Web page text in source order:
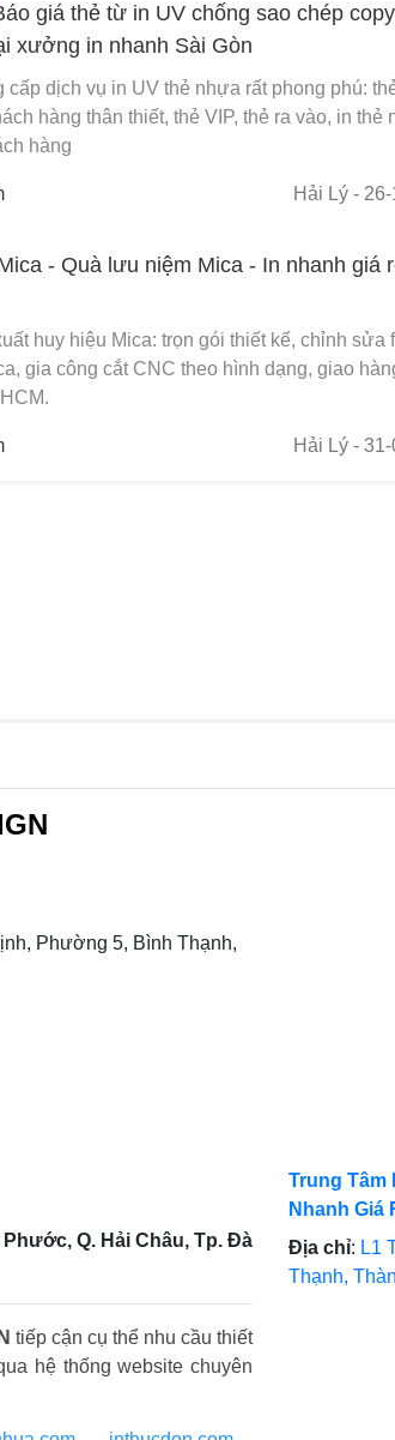
giá thẻ từ in UV chống sao chép
xưởng in nhanh Sài Gòn
cấp dịch vụ in UV thẻ nhựa rất phong phú:
hàng thân thiết, thẻ VIP, thẻ ra vào, in thẻ
hàng
Hải Lý -
- Quà lưu niệm Mica - In nhanh giá
huy hiệu Mica: trọn gói thiết kế, chỉnh sửa
gia công cắt CNC theo hình dạng, giao
Hải Lý -
Phường 5, Bình Thạnh,
Q. Hải Châu, Tp. Đà
tiếp cận cụ thể nhu cầu thiết
hệ thống website chuyên
Trung Tâm
Nhanh Giá
Địa chỉ: L1
Thạnh,